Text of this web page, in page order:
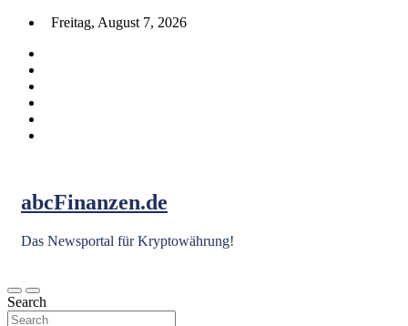
Skip
content
Freitag, August 7, 2026
abcFinanzen.de
Das Newsportal für Kryptowährung!
Search